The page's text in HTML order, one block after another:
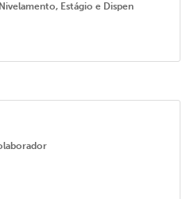
Estágio e Dispen